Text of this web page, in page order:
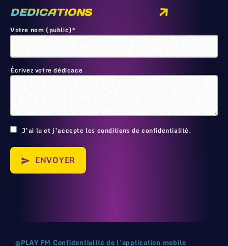
DEDICATIONS
Votre nom (public)*
Écrivez votre dédicace
J’ai lu et j’accepte les conditions de confidentialité.
send ENVOYER
@PLAY FM Confidentialité de l'application mobile